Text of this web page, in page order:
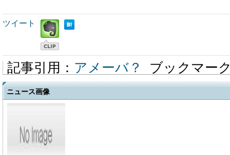
ツイート
記事引用： アメーバ？ ブックマー
ニュース画像